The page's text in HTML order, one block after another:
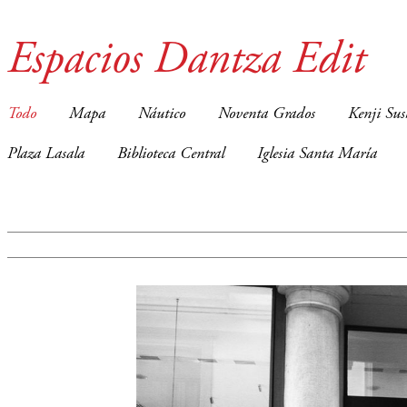
Espacios Dantza Edit
Todo Mapa Náutico Noventa Grados Kenji
Plaza Lasala Biblioteca Central Iglesia Santa María